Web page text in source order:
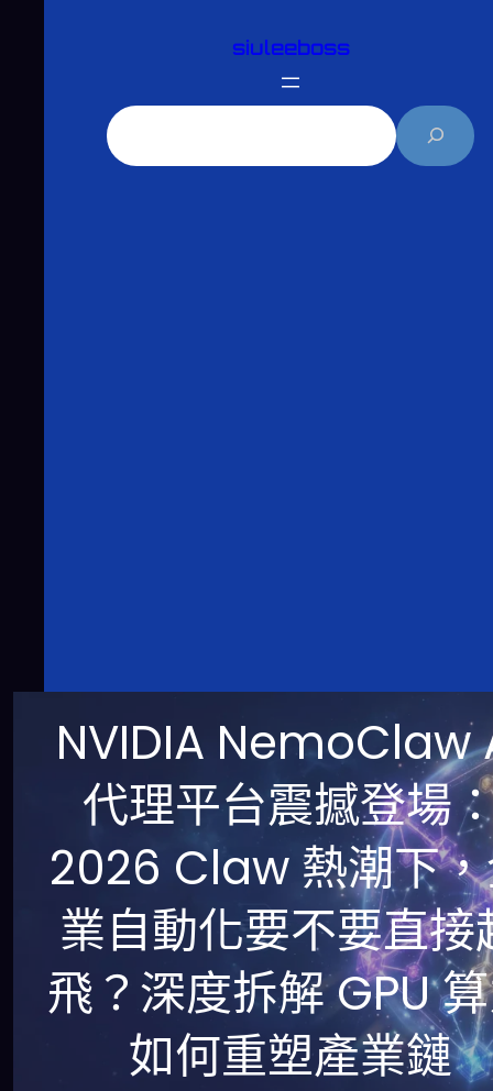
siuleeboss
NVIDIA NemoClaw
代理平台震撼登場
2026 Claw 熱潮下
業自動化要不要直接
飛？深度拆解 GPU
如何重塑產業鏈